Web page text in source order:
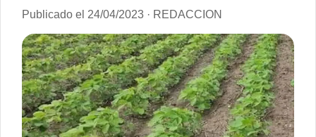
Publicado el 24/04/2023 · REDACCION